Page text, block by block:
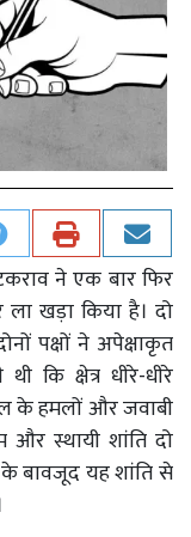
ने एक बार फिर
ला खड़ा किया है। दो
पक्षों ने अपेक्षाकृत
कि क्षेत्र धीरे-धीरे
के हमलों और जवाबी
और स्थायी शांति दो
बावजूद यह शांति से